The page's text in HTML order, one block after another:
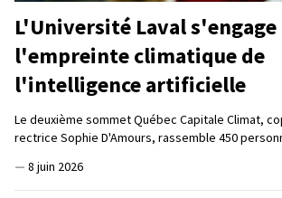
L'Université Laval
l'empreinte climatique de
l'intelligence artificielle
Le deuxième sommet Québec Capitale Climat,
rectrice Sophie D'Amours, rassemble 450
— 8 juin 2026